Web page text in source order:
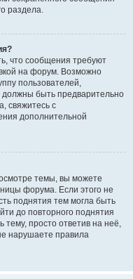
раздела.
что сообщения требуют
на форум. Возможно
пользователей,
быть предварительно
свяжитесь с
дополнительной
темы, вы можете
форума. Если этого не
поднятия тем могла быть
до повторного поднятия
просто ответив на неё,
нарушаете правила